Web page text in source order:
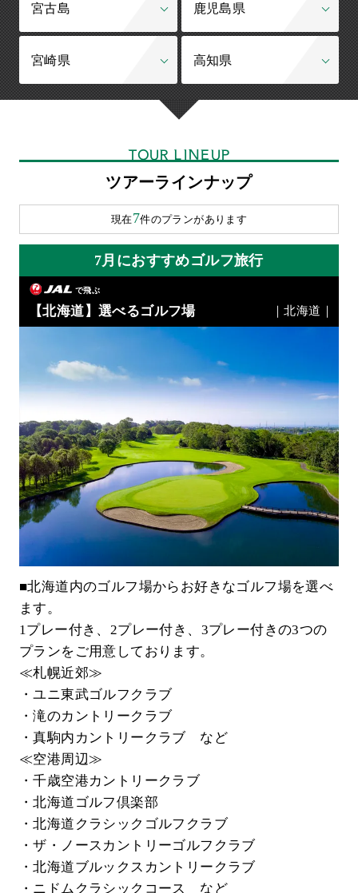
宮古島 鹿児島県
宮崎県 高知県
TOUR LINEUP
ツアーラインナップ
現在7件のプランがあります
7月におすすめゴルフ旅行
で飛ぶ
【北海道】選べるゴルフ場 ｜北海道｜
■北海道内のゴルフ場からお好きなゴルフ場を選べ
ます。
1プレー付き、2プレー付き、3プレー付きの3つの
プランをご用意しております。
≪札幌近郊≫
・ユニ東武ゴルフクラブ
・滝のカントリークラブ
・真駒内カントリークラブ など
≪空港周辺≫
・千歳空港カントリークラブ
・北海道ゴルフ倶楽部
・北海道クラシックゴルフクラブ
・ザ・ノースカントリーゴルフクラブ
・北海道ブルックスカントリークラブ
・ニドムクラシックコース など